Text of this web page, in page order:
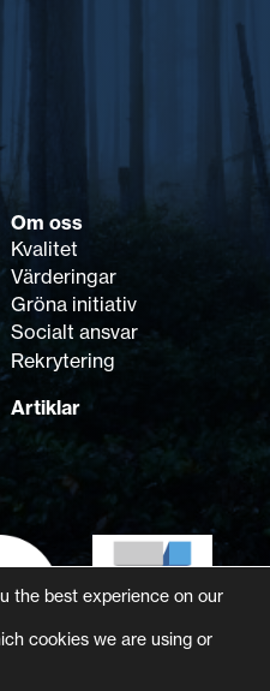
Om oss
Kvalitet
Värderingar
Gröna initiativ
Socialt ansvar
Rekrytering
Artiklar
the best experience on our
cookies we are using or